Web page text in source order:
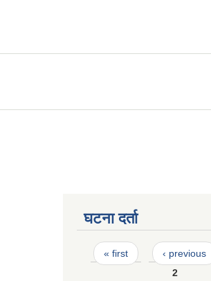
घटना दर्ता
Pages
« first
‹ previous
2